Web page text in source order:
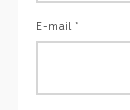
E-mail *